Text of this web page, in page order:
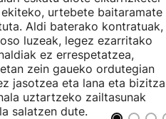
urtebete baitaramate
Aldi baterako kontratuak,
luzeak, legez ezarritako
ez errespetatzea,
zein gaueko ordutegian
jasotzea eta lana eta bizitza
uztartzeko zailtasunak
salatzen dute.